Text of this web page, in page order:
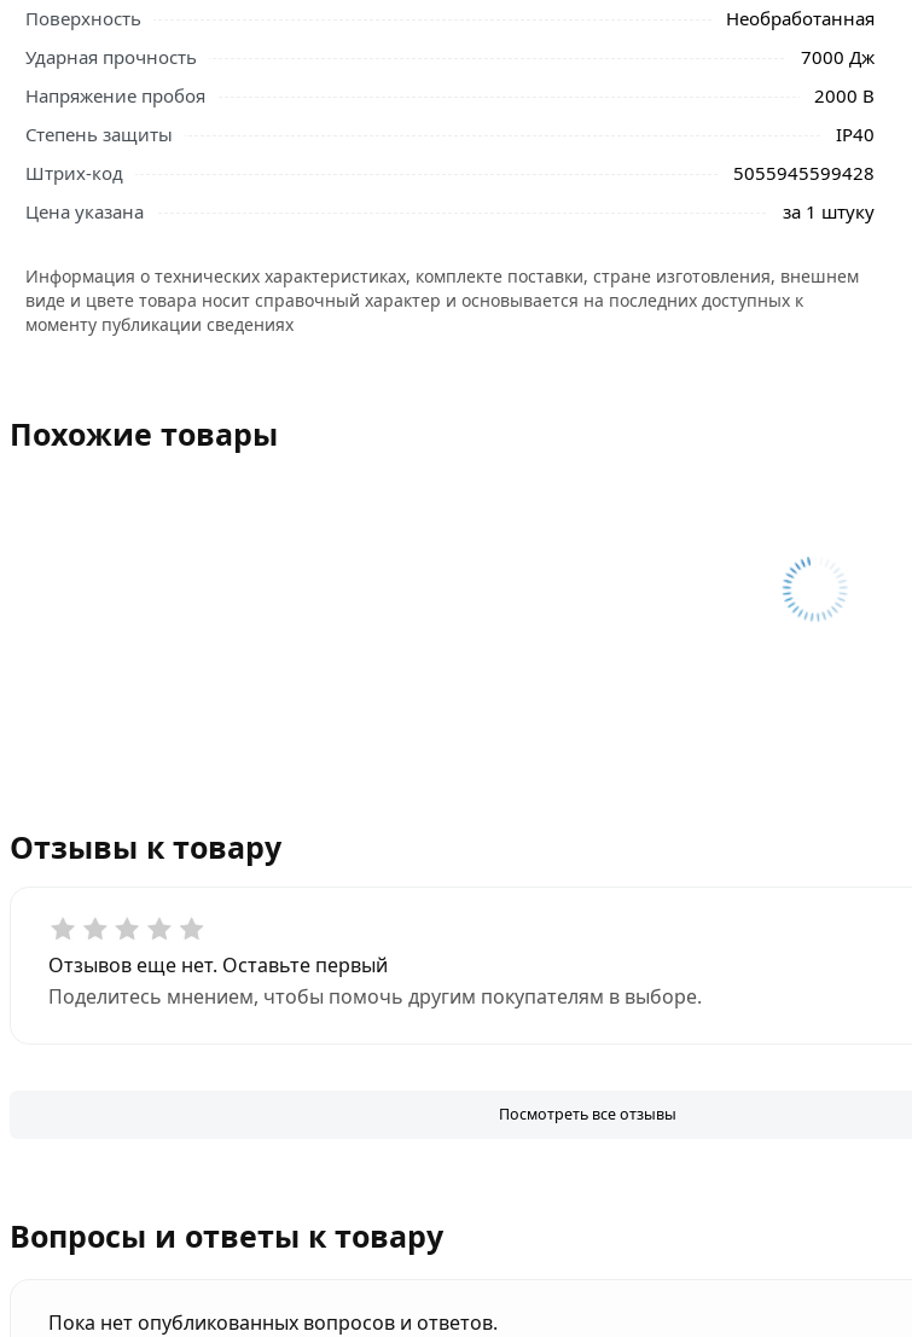
Поверхность
Необработанная
Ударная прочность
7000 Дж
Напряжение пробоя
2000 В
Степень защиты
IP40
Штрих-код
5055945599428
Цена указана
за 1 штуку
Информация о технических характеристиках, комплекте поставки, стране изготовления, внешнем
виде и цвете товара носит справочный характер и основывается на последних доступных к
моменту публикации сведениях
Похожие товары
Отзывы к товару
Отзывов еще нет. Оставьте первый
Поделитесь мнением, чтобы помочь другим покупателям в выборе.
Посмотреть все отзывы
Вопросы и ответы к товару
Пока нет опубликованных вопросов и ответов.